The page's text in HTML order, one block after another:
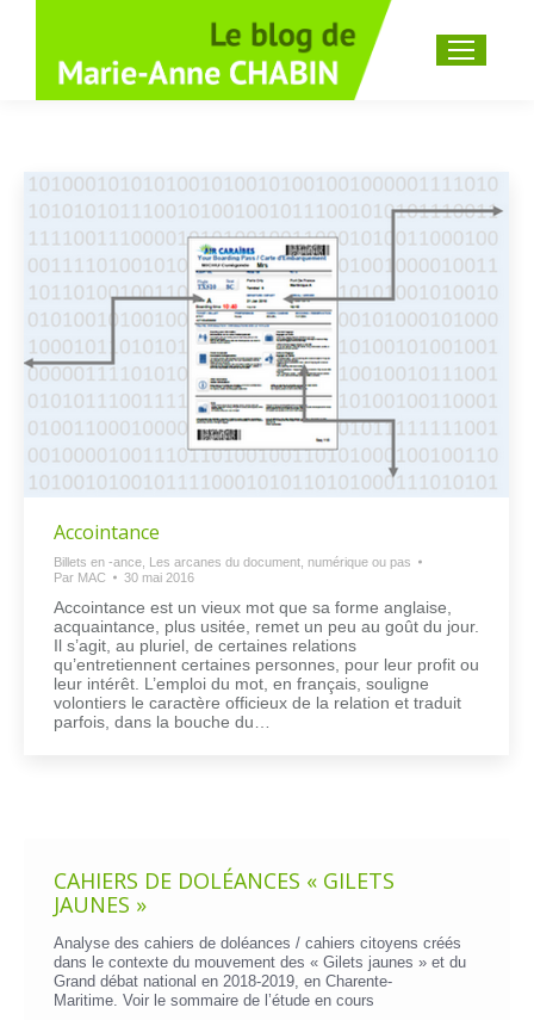
Recherche
Accointance
Billets en -ance Les arcanes du document, numérique ou pas
Par MAC 30 mai 2016
Accointance est un vieux mot que sa forme anglaise,
acquaintance, plus usitée, remet un peu au goût du jour.
Il s’agit, au pluriel, de certaines relations
qu’entretiennent certaines personnes, pour leur profit ou
leur intérêt. L’emploi du mot, en français, souligne
volontiers le caractère officieux de la relation et traduit
parfois, dans la bouche du…
CAHIERS DE DOLÉANCES « GILETS
JAUNES »
Analyse des cahiers de doléances / cahiers citoyens créés
dans le contexte du mouvement des « Gilets jaunes » et du
Grand débat national en 2018-2019, en Charente-
Maritime. Voir le sommaire de l’étude en cours